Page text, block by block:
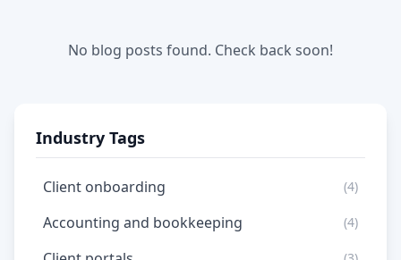
No blog posts found. Check back soon!
Industry Tags
Client onboarding (4)
Accounting and bookkeeping (4)